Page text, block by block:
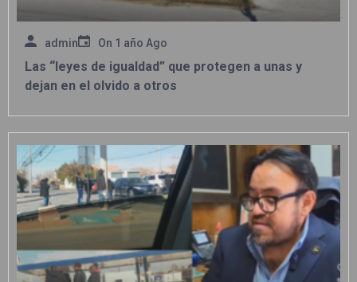
admin On 1 año Ago
Las “leyes de igualdad” que protegen a unas y
dejan en el olvido a otros